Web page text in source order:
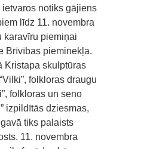
ietvaros notiks gājiens
līdz 11. novembra
karavīru piemiņai
Brīvības pieminekļa.
Kristapa skulptūras
folkloras draugu
folkloras un seno
izpildītās dziesmas,
tiks palaists
11. novembra